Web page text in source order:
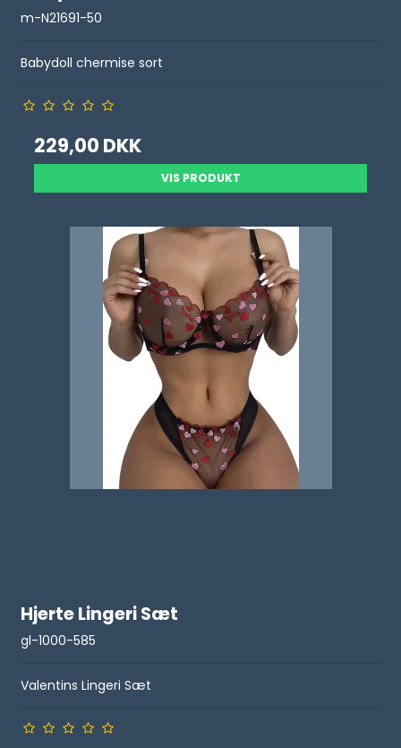
m-N21691-50
Babydoll chermise sort
229,00 DKK
VIS PRODUKT
Hjerte Lingeri Sæt
gl-1000-585
Valentins Lingeri Sæt